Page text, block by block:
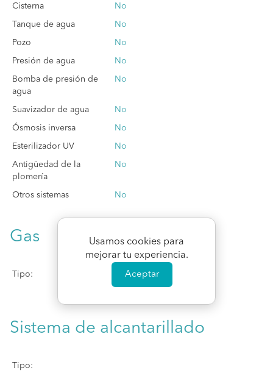
Cisterna No
Tanque de agua No
Pozo No
Presión de agua No
Bomba de presión de
agua
No
Suavizador de agua No
Ósmosis inversa No
Esterilizador UV No
Antigüedad de la
plomería
No
Otros sistemas No
Gas
Tipo:
Sistema de alcantarillado
Tipo:
Usamos cookies para
mejorar tu experiencia.
Aceptar